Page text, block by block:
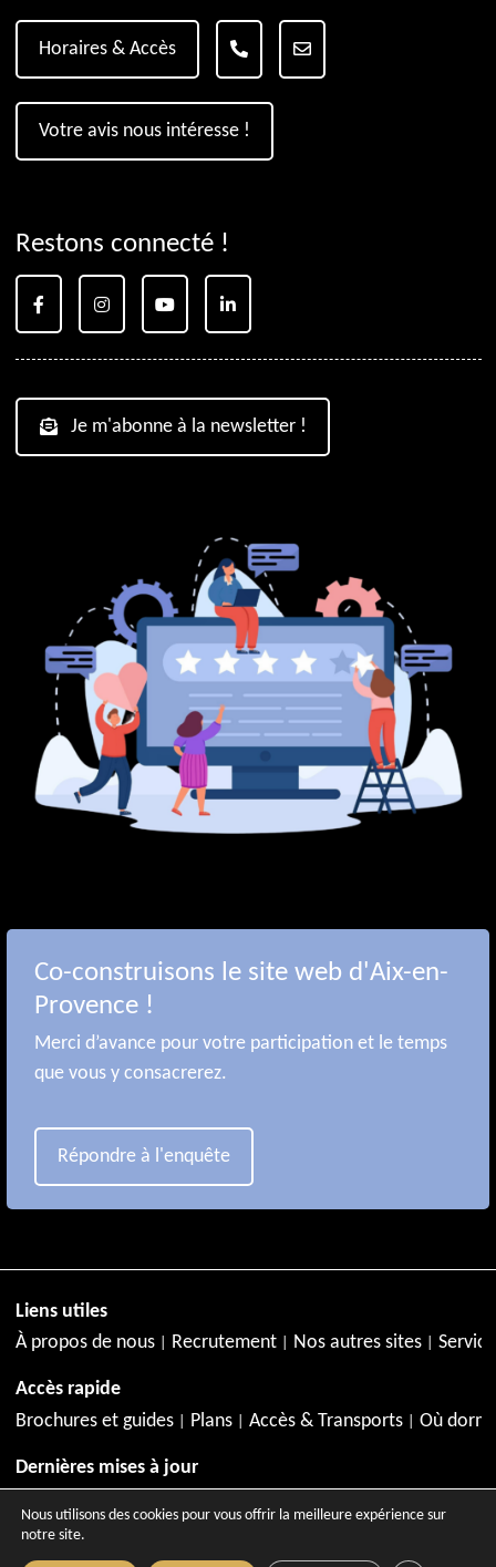
Horaires & Accès
Votre avis nous intéresse !
Restons connecté !
Je m'abonne à la newsletter !
Co-construisons le site web d'Aix-en-
Provence !
Merci d’avance pour votre participation et le temps
que vous y consacrerez.
Répondre à l'enquête
Liens utiles
À propos de nous
Recrutement Nos autres sites
Accès rapide
Brochures et guides
Plans Accès & Transports Où
Dernières mises à jour
Nous utilisons des cookies pour vous offrir la meilleure expérience sur
notre site.